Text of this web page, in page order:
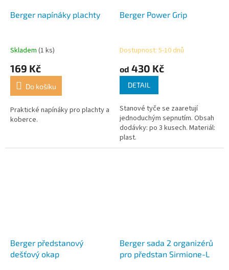
Berger napínáky plachty
Skladem (1 ks)
169 Kč
Do košíku
Praktické napínáky pro plachty a
koberce.
Berger Power Grip
Dostupnost: 5-10 dnů
od 430 Kč
DETAIL
Stanové tyče se zaaretují
jednoduchým sepnutím. Obsah
dodávky: po 3 kusech. Materiál:
plast.
Berger předstanový
dešťový okap
Berger sada 2 organizérů
pro předstan Sirmione-L